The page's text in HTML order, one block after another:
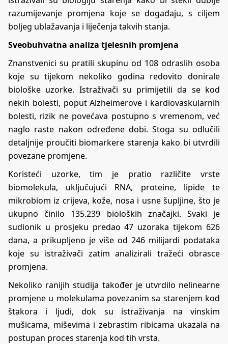
razumijevanje promjena koje se događaju, s ciljem
boljeg ublažavanja i liječenja takvih stanja.
Sveobuhvatna analiza tjelesnih promjena
Znanstvenici su pratili skupinu od 108 odraslih osoba
koje su tijekom nekoliko godina redovito donirale
biološke uzorke. Istraživači su primijetili da se kod
nekih bolesti, poput Alzheimerove i kardiovaskularnih
bolesti, rizik ne povećava postupno s vremenom, već
naglo raste nakon određene dobi. Stoga su odlučili
detaljnije proučiti biomarkere starenja kako bi utvrdili
povezane promjene.
Koristeći uzorke, tim je pratio različite vrste
biomolekula, uključujući RNA, proteine, lipide te
mikrobiom iz crijeva, kože, nosa i usne šupljine, što je
ukupno činilo 135.239 bioloških značajki. Svaki je
sudionik u prosjeku predao 47 uzoraka tijekom 626
dana, a prikupljeno je više od 246 milijardi podataka
koje su istraživači zatim analizirali tražeći obrasce
promjena.
Nekoliko ranijih studija također je utvrdilo nelinearne
promjene u molekulama povezanim sa starenjem kod
štakora i ljudi, dok su istraživanja na vinskim
mušicama, miševima i zebrastim ribicama ukazala na
postupan proces starenja kod tih vrsta.